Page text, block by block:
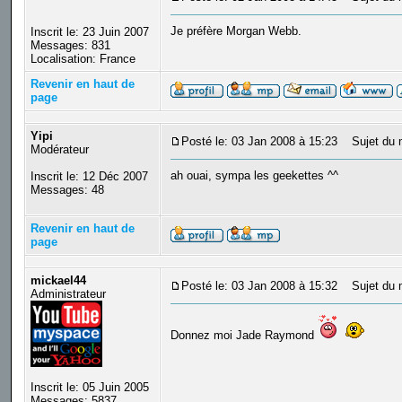
Inscrit le: 23 Juin 2007
Messages: 831
Localisation: France
Je préfère Morgan Webb.
Revenir en haut de
page
Yipi
Modérateur
Inscrit le: 12 Déc 2007
Messages: 48
Posté le: 03 Jan 2008 à 15:23 Sujet du
ah ouai, sympa les geekettes ^^
Revenir en haut de
page
mickael44
Administrateur
Inscrit le: 05 Juin 2005
Posté le: 03 Jan 2008 à 15:32 Sujet du
Donnez moi Jade Raymond